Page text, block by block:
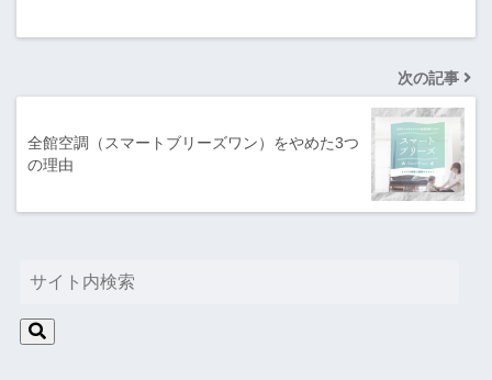
次の記事
全館空調（スマートブリーズワン）をやめた3つ
の理由